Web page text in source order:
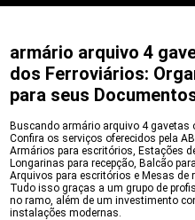
armário arquivo 4
dos Ferroviários:
para seus
Buscando armário arquivo 4 gavetas
Confira os serviços oferecidos pela
Armários para escritórios, Estações
Longarinas para recepção, Balcão
Arquivos para escritórios e Mesas
Tudo isso graças a um grupo de
no ramo, além de um investimento
instalações modernas.